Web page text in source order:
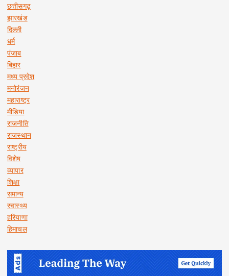
छत्तीसगढ़
झारखंड
दिल्ली
धर्म
पंजाब
बिहार
मध्य प्रदेश
मनोरंजन
महाराष्ट्र
मीडिया
राजनीति
राजस्थान
राष्ट्रीय
विशेष
व्यापार
शिक्षा
समान्य
स्वास्थ्य
हरियाणा
हिमाचल